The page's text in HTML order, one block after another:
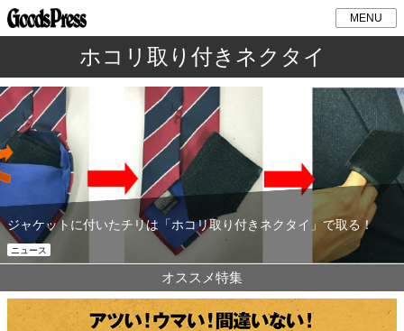
MENU
ホコリ取り付きネクタイ
ジャケットに付いたチリは「ホコリ取り付きネクタイ」で取る！
ニュース
オススメ特集